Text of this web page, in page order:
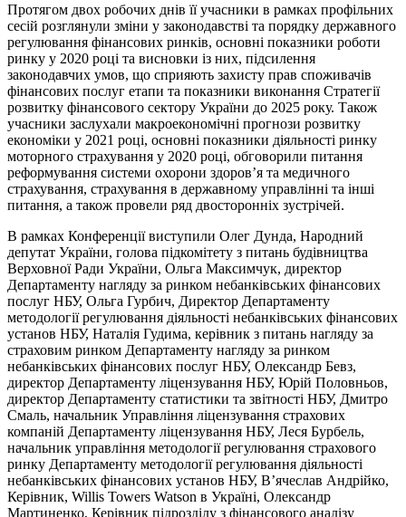
Протягом двох робочих днів її учасники в рамках профільних
сесій розглянули зміни у законодавстві та порядку державного
регулювання фінансових ринків, основні показники роботи
ринку у 2020 році та висновки із них, підсилення
законодавчих умов, що сприяють захисту прав споживачів
фінансових послуг етапи та показники виконання Стратегії
розвитку фінансового сектору України до 2025 року. Також
учасники заслухали макроекономічні прогнози розвитку
економіки у 2021 році, основні показники діяльності ринку
моторного страхування у 2020 році, обговорили питання
реформування системи охорони здоров’я та медичного
страхування, страхування в державному управлінні та інші
питання, а також провели ряд двосторонніх зустрічей.
В рамках Конференції виступили Олег Дунда, Народний
депутат України, голова підкомітету з питань будівництва
Верховної Ради України, Ольга Максимчук, директор
Департаменту нагляду за ринком небанківських фінансових
послуг НБУ, Ольга Гурбич, Директор Департаменту
методології регулювання діяльності небанківських фінансових
установ НБУ, Наталія Гудима, керівник з питань нагляду за
страховим ринком Департаменту нагляду за ринком
небанківських фінансових послуг НБУ, Олександр Бевз,
директор Департаменту ліцензування НБУ, Юрій Половньов,
директор Департаменту статистики та звітності НБУ, Дмитро
Смаль, начальник Управління ліцензування страхових
компаній Департаменту ліцензування НБУ, Леся Бурбель,
начальник управління методології регулювання страхового
ринку Департаменту методології регулювання діяльності
небанківських фінансових установ НБУ, В’ячеслав Андрійко,
Керівник, Willis Towers Watson в Україні, Олександр
Мартиненко, Керівник підрозділу з фінансового аналізу